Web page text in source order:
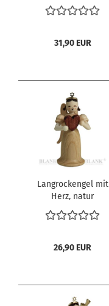
31,90 EUR
Langrockengel mit
Herz, natur
26,90 EUR